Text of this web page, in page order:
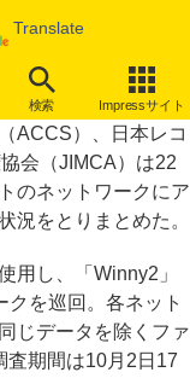
Translate
検索 Impressサイト
ンテンツと推測」
ACCS）、日本レコ
会（JIMCA）は22
のネットワークにア
況をとりまとめた。
し、「Winny2」
クを巡回。各ネット
じデータを除くファ
査期間は10月2日17